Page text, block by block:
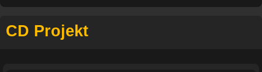
CD Projekt